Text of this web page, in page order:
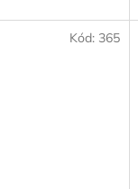
Kód: 365